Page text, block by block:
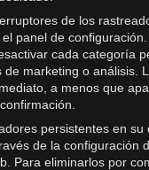
de los
panel de
cada categoría
de marketing o análisis.
a menos que
persistentes en su
de la configuración
Para eliminarlos por